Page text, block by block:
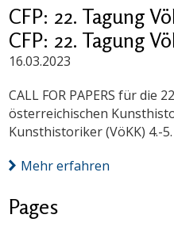
CFP: 22. Tagung
CFP: 22. Tagung
16.03.2023
CALL FOR PAPERS für die
österreichischen
Kunsthistoriker (VöKK) 4.-
Mehr erfahren
Pages